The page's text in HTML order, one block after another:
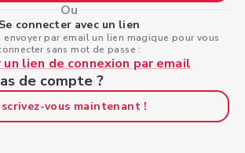
Ou
Se connecter avec un lien
envoyer par email un lien magique pour vous
sans mot de passe :
un lien de connexion par email
de compte ?
vous maintenant !